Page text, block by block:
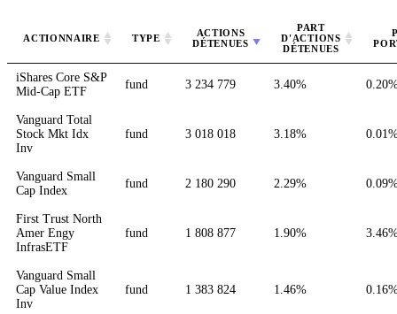
ACTIONNAIRE TYPE
ACTIONS
DÉTENUES
PART
D'ACTIONS
DÉTENUES
iShares Core S&P
Mid-Cap ETF
fund 3 234 779 3.40%
Vanguard Total
Stock Mkt Idx
Inv
fund 3 018 018 3.18%
Vanguard Small
Cap Index
fund 2 180 290 2.29%
First Trust North
Amer Engy
InfrasETF
fund 1 808 877 1.90%
Vanguard Small
Cap Value Index
Inv
fund 1 383 824 1.46%